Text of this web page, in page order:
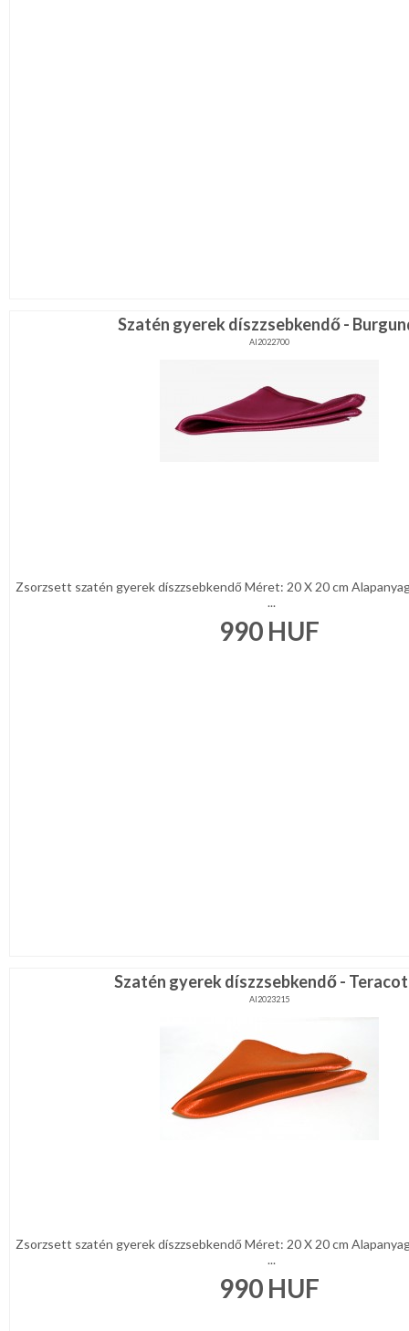
Szatén gyerek díszzsebkendő -
AI2022700
Zsorzsett szatén gyerek díszzsebkendő Méret: 20 X 20 cm
...
990HUF
Szatén gyerek díszzsebkendő -
AI2023215
Zsorzsett szatén gyerek díszzsebkendő Méret: 20 X 20 cm
...
990HUF